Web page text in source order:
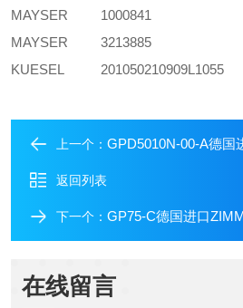
MAYSER
1000841
MAYSER
3213885
KUESEL
201050210909L1055
上一个： GPD5010N-00-A德国进口
返回列表
下一个： GP75-C德国进口
在线留言